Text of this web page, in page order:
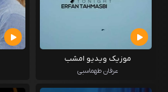
موزیک ویدیو امشب
عرفان طهماسبی